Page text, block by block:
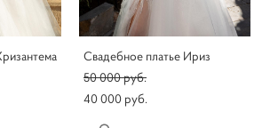
Свадебное платье Ириз
50 000 pуб.
40 000 pуб.